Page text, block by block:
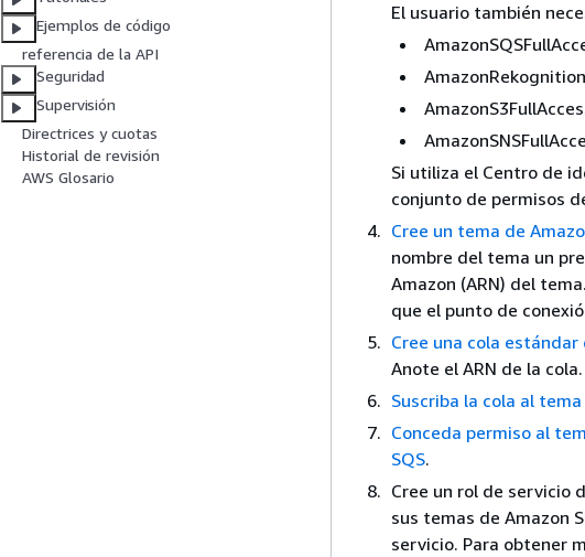
Ejemplos de código
referencia de la API
Seguridad
Supervisión
Directrices y cuotas
Historial de revisión
AWS Glosario
El usuario también
Si utiliza el Centro de
conjunto de permisos
Cree un tema de
nombre del tema un
Amazon (ARN) del
que el punto de
Cree una cola estándar
Anote el ARN de la cola.
Suscriba la cola al tema
Conceda permiso al
SQS.
Cree un rol de servicio
sus temas de Amazon
servicio. Para obtener